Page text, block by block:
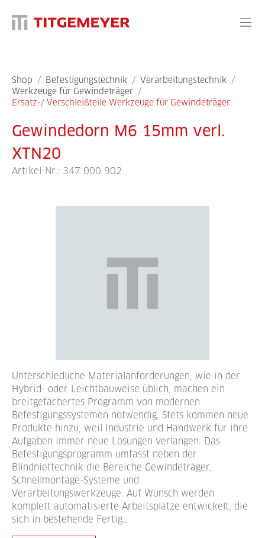
Shop / Befestigungstechnik / Verarbeitungstechnik /
Werkzeuge für Gewindeträger /
Ersatz-/ Verschleißteile Werkzeuge für Gewindeträger
Gewindedorn M6 15mm verl.
XTN20
Artikel-Nr.: 347 000 902
Unterschiedliche Materialanforderungen, wie in der
Hybrid- oder Leichtbauweise üblich, machen ein
breitgefächertes Programm von modernen
Befestigungssystemen notwendig. Stets kommen neue
Produkte hinzu, weil Industrie und Handwerk für ihre
Aufgaben immer neue Lösungen verlangen. Das
Befestigungsprogramm umfasst neben der
Blindniettechnik die Bereiche Gewindeträger,
Schnellmontage-Systeme und
Verarbeitungswerkzeuge. Auf Wunsch werden
komplett automatisierte Arbeitsplätze entwickelt, die
sich in bestehende Fertig…